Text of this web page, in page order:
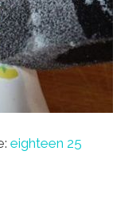
eighteen 25